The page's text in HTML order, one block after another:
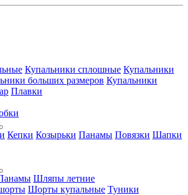
Купальники сплошные Купальники
больших размеров Купальники
Плавки
Кепки Козырьки Панамы Повязки Шапки
Шляпы летние
Шорты купальные Туники